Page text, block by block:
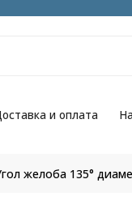
и оплата
желоба 135°